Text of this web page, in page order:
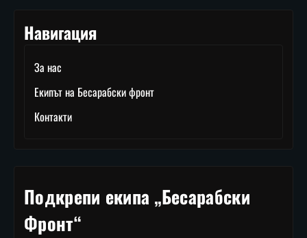
Навигация
За нас
Екипът на Бесарабски фронт
Контакти
Подкрепи екипа „Бесарабски
Фронт“